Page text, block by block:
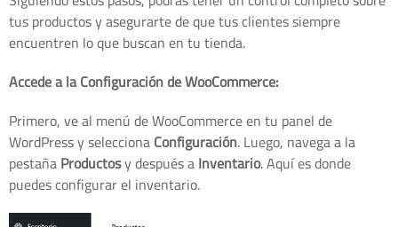
tus productos y asegurarte de que tus clientes siempre
encuentren lo que buscan en tu tienda.
Accede a la Configuración de WooCommerce:
Primero, ve al menú de WooCommerce en tu panel de
WordPress y seleccionaConfiguración. Luego, navega a la
pestañaProductosy después aInventario. Aquí es donde
puedes configurar el inventario.